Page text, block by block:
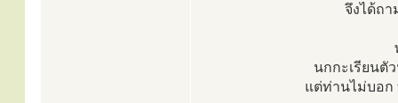
จึงได้ถา
นกกะเรียนตั
แต่ท่านไม่บอก